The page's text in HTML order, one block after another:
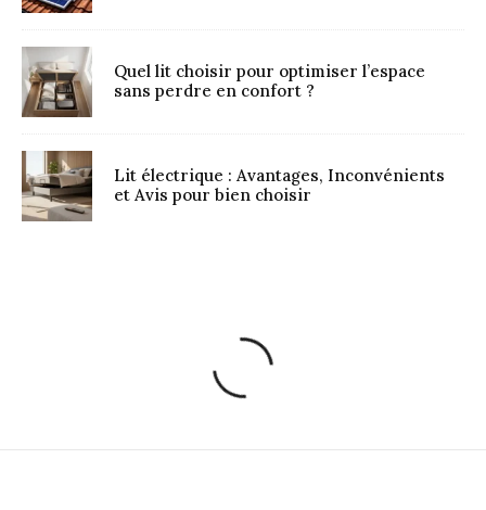
Quel lit choisir pour optimiser l’espace
sans perdre en confort ?
Lit électrique : Avantages, Inconvénients
et Avis pour bien choisir